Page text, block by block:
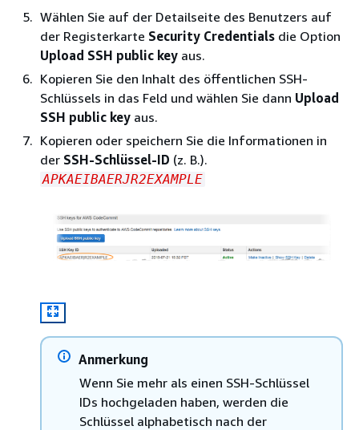
Wählen Sie auf der Detailseite des Benutzers auf
der Registerkarte Security Credentials die Option
Upload SSH public key aus.
Kopieren Sie den Inhalt des öffentlichen SSH-
Schlüssels in das Feld und wählen Sie dann Upload
SSH public key aus.
Kopieren oder speichern Sie die Informationen in
der SSH-Schlüssel-ID (z. B.).
APKAEIBAERJR2EXAMPLE
Anmerkung
Wenn Sie mehr als einen SSH-Schlüssel
IDs hochgeladen haben, werden die
Schlüssel alphabetisch nach der